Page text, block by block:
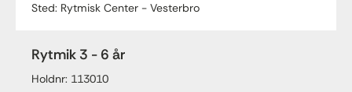
Sted: Rytmisk Center - Vesterbro
Rytmik 3 - 6 år
Holdnr: 113010